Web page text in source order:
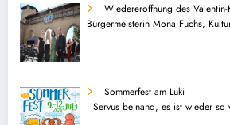
Wiedereröffnung des Valentin-
Bürgermeisterin Mona Fuchs,
Sommerfest am Luki
Servus beinand, es ist wieder